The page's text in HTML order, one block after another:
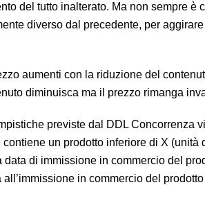
del tutto inalterato. Ma non sempre
diverso dal precedente, per
aumenti con la riduzione del
diminuisca ma il prezzo rimanga
previste dal DDL Concorrenza
un prodotto inferiore di X
di immissione in commercio del
in commercio del